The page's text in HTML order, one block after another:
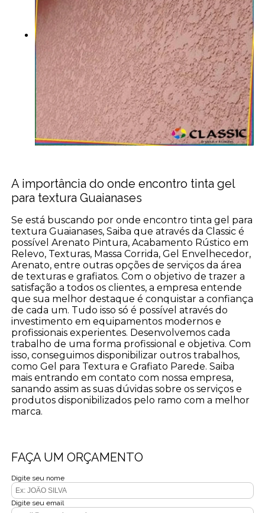
A importância do onde encontro tinta gel
para textura Guaianases
Se está buscando por onde encontro tinta gel para
textura Guaianases, Saiba que através da Classic é
possível Arenato Pintura, Acabamento Rústico em
Relevo, Texturas, Massa Corrida, Gel Envelhecedor,
Arenato, entre outras opções de serviços da área
de texturas e grafiatos. Com o objetivo de trazer a
satisfação a todos os clientes, a empresa entende
que sua melhor destaque é conquistar a confiança
de cada um. Tudo isso só é possível através do
investimento em equipamentos modernos e
profissionais experientes. Desenvolvemos cada
trabalho de uma forma profissional e objetiva. Com
isso, conseguimos disponibilizar outros trabalhos,
como Gel para Textura e Grafiato Parede. Saiba
mais entrando em contato com nossa empresa,
sanando assim as suas dúvidas sobre os serviços e
produtos disponibilizados pelo ramo com a melhor
marca.
FAÇA UM ORÇAMENTO
Digite seu nome
Digite seu email